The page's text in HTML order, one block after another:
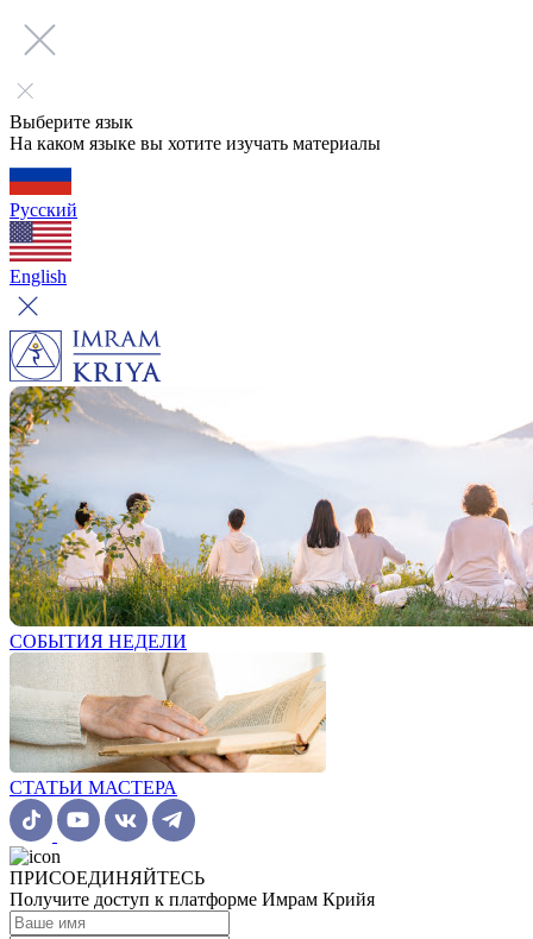
Выберите язык
На каком языке вы хотите изучать материалы
Русский
English
СОБЫТИЯ НЕДЕЛИ
СТАТЬИ МАСТЕРА
ПРИСОЕДИНЯЙТЕСЬ
Получите доступ к платформе Имрам Крийя